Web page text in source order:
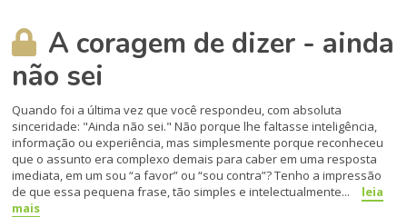
A coragem de dizer - ainda
não sei
Quando foi a última vez que você respondeu, com absoluta
sinceridade: "Ainda não sei." Não porque lhe faltasse inteligência,
informação ou experiência, mas simplesmente porque reconheceu
que o assunto era complexo demais para caber em uma resposta
imediata, em um sou “a favor” ou “sou contra”? Tenho a impressão
de que essa pequena frase, tão simples e intelectualmente...
leia
mais